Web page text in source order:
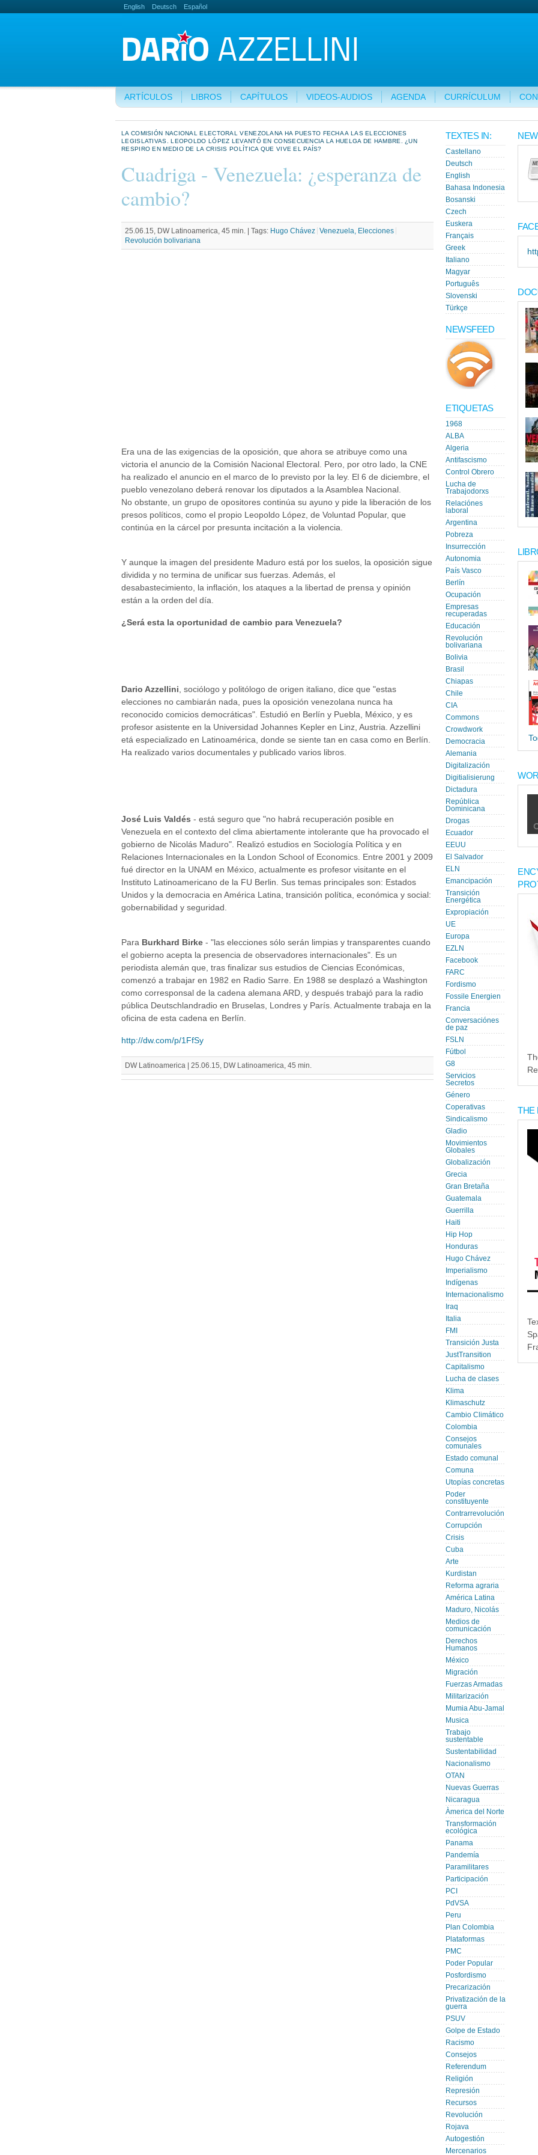
English Deutsch Español
ARTÍCULOS LIBROS CAPÍTULOS VIDEOS-AUDIOS AGENDA CURRÍCULUM
LA COMISIÓN NACIONAL ELECTORAL VENEZOLANA HA PUESTO FECHA A LAS ELECCIONES
LEGISLATIVAS. LEOPOLDO LÓPEZ LEVANTÓ EN CONSECUENCIA LA HUELGA DE HAMBRE. ¿UN
RESPIRO EN MEDIO DE LA CRISIS POLÍTICA QUE VIVE EL PAÍS?
Cuadriga - Venezuela: ¿esperanza de
cambio?
25.06.15, DW Latinoamerica, 45 min. | Tags: Hugo Chávez Venezuela, Elecciones
Revolución bolivariana
Era una de las exigencias de la oposición, que ahora se atribuye como una
victoria el anuncio de la Comisión Nacional Electoral. Pero, por otro lado, la CNE
ha realizado el anuncio en el marco de lo previsto por la ley. El 6 de diciembre, el
pueblo venezolano deberá renovar los diputados a la Asamblea Nacional.
No obstante, un grupo de opositores continúa su ayuno y pide la liberación de los
presos políticos, como el propio Leopoldo López, de Voluntad Popular, que
continúa en la cárcel por presunta incitación a la violencia.
Y aunque la imagen del presidente Maduro está por los suelos, la oposición sigue
dividida y no termina de unificar sus fuerzas. Además, el
desabastecimiento, la inflación, los ataques a la libertad de prensa y opinión
están a la orden del día.
¿Será esta la oportunidad de cambio para Venezuela?
Dario Azzellini, sociólogo y politólogo de origen italiano, dice que "estas
elecciones no cambiarán nada, pues la oposición venezolana nunca ha
reconocido comicios democráticas". Estudió en Berlín y Puebla, México, y es
profesor asistente en la Universidad Johannes Kepler en Linz, Austria. Azzellini
etá especializado en Latinoamérica, donde se siente tan en casa como en Berlín.
Ha realizado varios documentales y publicado varios libros.
José Luis Valdés - está seguro que "no habrá recuperación posible en
Venezuela en el contexto del clima abiertamente intolerante que ha provocado el
gobierno de Nicolás Maduro". Realizó estudios en Sociología Política y en
Relaciones Internacionales en la London School of Economics. Entre 2001 y 2009
fué director en la UNAM en México, actualmente es profesor visitante en el
Instituto Latinoamericano de la FU Berlin. Sus temas principales son: Estados
Unidos y la democracia en América Latina, transición política, económica y social:
gobernabilidad y seguridad.
Para Burkhard Birke - "las elecciones sólo serán limpias y transparentes cuando
el gobierno acepta la presencia de observadores internacionales". Es un
periodista alemán que, tras finalizar sus estudios de Ciencias Económicas,
comenzó a trabajar en 1982 en Radio Sarre. En 1988 se desplazó a Washington
como corresponsal de la cadena alemana ARD, y después trabajó para la radio
pública Deutschlandradio en Bruselas, Londres y París. Actualmente trabaja en la
oficina de esta cadena en Berlín.
http://dw.com/p/1FfSy
DW Latinoamerica | 25.06.15, DW Latinoamerica, 45 min.
TEXTES IN:
Castellano
Deutsch
English
Bahasa Indonesia
Bosanski
Czech
Euskera
Français
Greek
Italiano
Magyar
Português
Slovenski
Türkçe
NEWSFEED
ETIQUETAS
1968
ALBA
Algeria
Antifascismo
Control Obrero
Lucha de
Trabajodorxs
Relaciónes
laboral
Argentina
Pobreza
Insurrección
Autonomia
País Vasco
Berlín
Ocupación
Empresas
recuperadas
Educación
Revolución
bolivariana
Bolivia
Brasil
Chiapas
Chile
CIA
Commons
Crowdwork
Democracia
Alemania
Digitalización
Digitialisierung
Dictadura
República
Dominicana
Drogas
Ecuador
EEUU
El Salvador
ELN
Emancipación
Transición
Energética
Expropiación
UE
Europa
EZLN
Facebook
FARC
Fordismo
Fossile Energien
Francia
Conversaciónes
de paz
FSLN
Fútbol
G8
Servicios
Secretos
Género
Coperativas
Sindicalismo
Gladio
Movimientos
Globales
Globalización
Grecia
Gran Bretaña
Guatemala
Guerrilla
Haiti
Hip Hop
Honduras
Hugo Chávez
Imperialismo
Indígenas
Internacionalismo
Iraq
Italia
FMI
Transición Justa
JustTransition
Capitalismo
Lucha de clases
Klima
Klimaschutz
Cambio Climático
Colombia
Consejos
comunales
Estado comunal
Comuna
Utopías concretas
Poder
constituyente
Contrarrevolución
Corrupción
Crisis
Cuba
Arte
Kurdistan
Reforma agraria
América Latina
Maduro, Nicolás
Medios de
comunicación
Derechos
Humanos
México
Migración
Fuerzas Armadas
Militarización
Mumia Abu-Jamal
Musica
Trabajo
sustentable
Sustentabilidad
Nacionalismo
OTAN
Nuevas Guerras
Nicaragua
Àmerica del Norte
Transformación
ecológica
Panama
Pandemía
Paramilitares
Participación
PCI
PdVSA
Peru
Plan Colombia
Plataformas
PMC
Poder Popular
Posfordismo
Precarización
Privatización de la
guerra
PSUV
Golpe de Estado
Racismo
Consejos
Referendum
Religión
Represión
Recursos
Revolución
Rojava
Autogestión
Mercenarios
THE